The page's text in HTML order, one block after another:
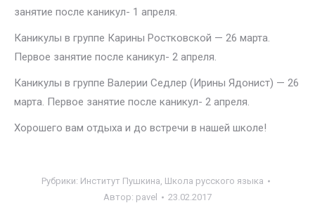
занятие после каникул- 1 апреля.
Каникулы в группе Карины Ростковской — 26 марта.
Первое занятие после каникул- 2 апреля.
Каникулы в группе Валерии Седлер (Ирины Ядонист) — 26
марта. Первое занятие после каникул- 2 апреля.
Хорошего вам отдыха и до встречи в нашей школе!
Рубрики: Институт Пушкина, Школа русского языка
Автор: pavel 23.02.2017